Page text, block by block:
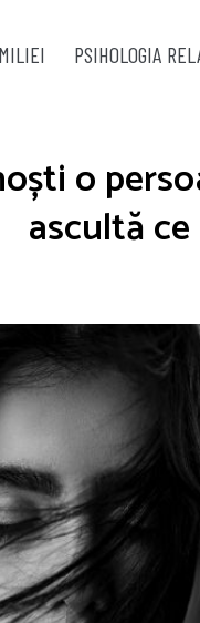
PSIHOLOGIA
o
ascultă